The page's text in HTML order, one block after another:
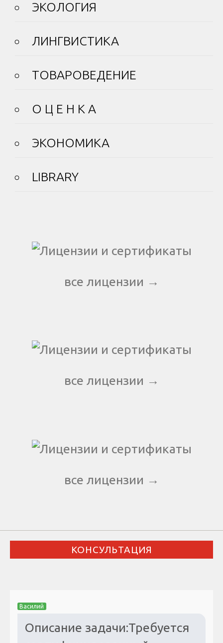
ЭКОЛОГИЯ
ЛИНГВИСТИКА
ТОВАРОВЕДЕНИЕ
О Ц Е Н К А
ЭКОНОМИКА
LIBRARY
все лицензии →
все лицензии →
все лицензии →
КОНСУЛЬТАЦИЯ
Василий
Описание задачи:Требуется